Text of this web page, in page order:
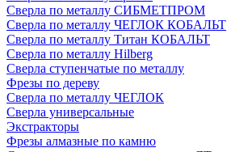
Сверла по металлу СИБМЕТПРОМ
Сверла по металлу ЧЕГЛОК КОБАЛЬТ
Сверла по металлу Титан КОБАЛЬТ
Сверла по металлу Hilberg
Сверла ступенчатые по металлу
Фрезы по дереву
Сверла по металлу ЧЕГЛОК
Сверла универсальные
Экстракторы
Фрезы алмазные по камню